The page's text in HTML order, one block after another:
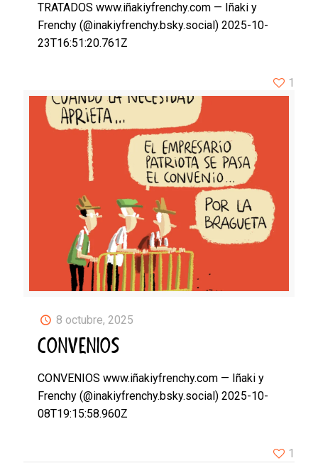
TRATADOS www.iñakiyfrenchy.com — Iñaki y
Frenchy (@inakiyfrenchy.bsky.social) 2025-10-
23T16:51:20.761Z
8 octubre, 2025
CONVENIOS
CONVENIOS www.iñakiyfrenchy.com — Iñaki y
Frenchy (@inakiyfrenchy.bsky.social) 2025-10-
08T19:15:58.960Z
1
1